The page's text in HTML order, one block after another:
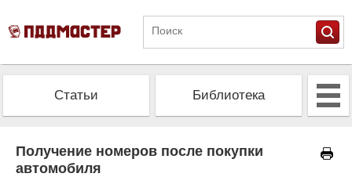
Статьи Библиотека
Получение номеров после покупки
автомобиля